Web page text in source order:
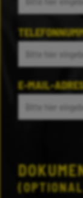
E-MAIL-